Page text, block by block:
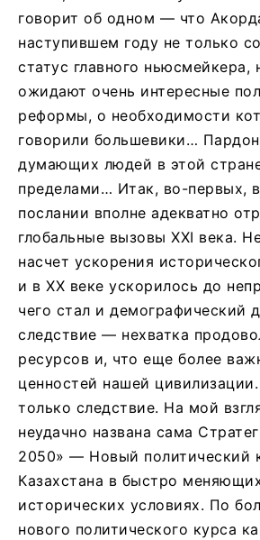
говорит об одном — что
наступившем году не только
статус главного ньюсмейкера,
ожидают очень интересные
реформы, о необходимости
говорили большевики…
думающих людей в этой
пределами… Итак, во-первых,
послании вполне адекватно
глобальные вызовы ХХI века.
насчет ускорения
и в XX веке ускорилось до
чего стал и демографический
следствие — нехватка
ресурсов и, что еще более
ценностей нашей
только следствие. На мой
неудачно названа сама
2050» — Новый политический
Казахстана в быстро
исторических условиях. По
нового политического курса